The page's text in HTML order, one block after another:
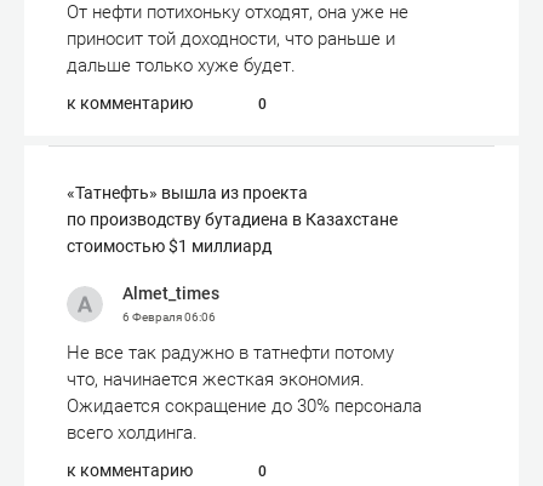
От нефти потихоньку отходят, она уже не
приносит той доходности, что раньше и
дальше только хуже будет.
к комментарию 0
«Татнефть» вышла из проекта
по производству бутадиена в Казахстане
стоимостью $1 миллиард
Almet_times
6 Февраля06:06
Не все так радужно в татнефти потому
что, начинается жесткая экономия.
Ожидается сокращение до 30% персонала
всего холдинга.
к комментарию 0